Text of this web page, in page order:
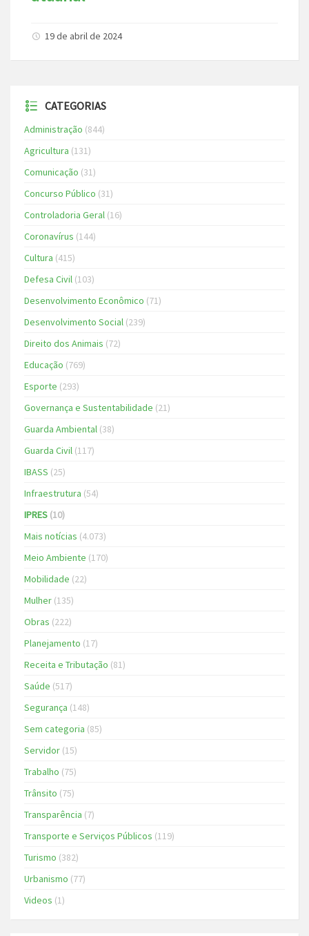
19 de abril de 2024
CATEGORIAS
Administração (844)
Agricultura (131)
Comunicação (31)
Concurso Público (31)
Controladoria Geral (16)
Coronavírus (144)
Cultura (415)
Defesa Civil (103)
Desenvolvimento Econômico (71)
Desenvolvimento Social (239)
Direito dos Animais (72)
Educação (769)
Esporte (293)
Governança e Sustentabilidade (21)
Guarda Ambiental (38)
Guarda Civil (117)
IBASS (25)
Infraestrutura (54)
IPRES (10)
Mais notícias (4.073)
Meio Ambiente (170)
Mobilidade (22)
Mulher (135)
Obras (222)
Planejamento (17)
Receita e Tributação (81)
Saúde (517)
Segurança (148)
Sem categoria (85)
Servidor (15)
Trabalho (75)
Trânsito (75)
Transparência (7)
Transporte e Serviços Públicos (119)
Turismo (382)
Urbanismo (77)
Videos (1)